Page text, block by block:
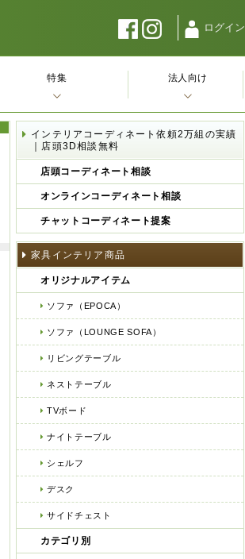
ログイン
インテリアコーディネート依頼2万組の実績
｜店頭3D相談無料
店頭コーディネート相談
オンラインコーディネート相談
チャットコーディネート提案
家具インテリア商品
オリジナルアイテム
ソファ（EPOCA）
ソファ（LOUNGE SOFA）
リビングテーブル
ネストテーブル
TVボード
ナイトテーブル
シェルフ
デスク
サイドチェスト
カテゴリ別
特集 法人向け